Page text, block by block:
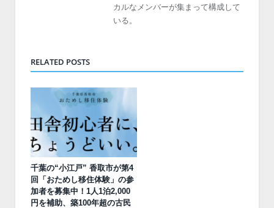
カルなメンバーが集まって構成して
いる。
RELATED POSTS
千葉の“小江戸” 香取市が第4
回「おためし移住体験」の参
加者を募集中！1人1泊2,000
円を補助、築100年超の古民